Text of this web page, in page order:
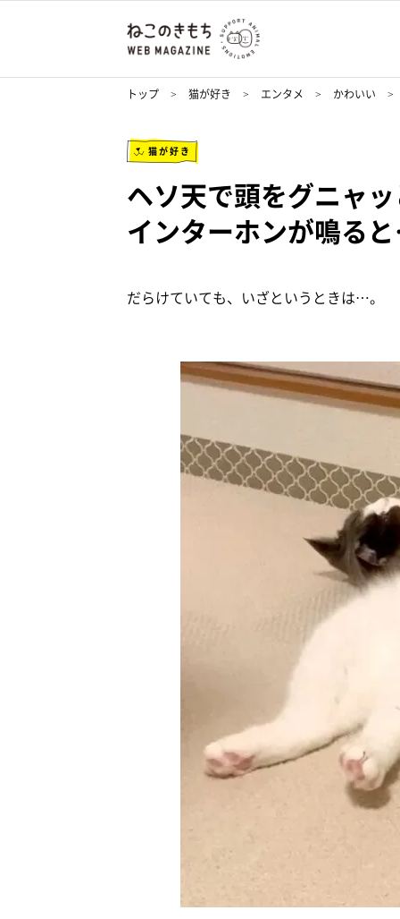
トップ 猫が好き エンタメ かわいい
猫が好き
ヘソ天で頭をグニャ
インターホンが鳴る
だらけていても、いざというときは…。